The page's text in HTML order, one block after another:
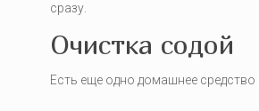
сразу.
Очистка содой
Есть еще одно домашнее